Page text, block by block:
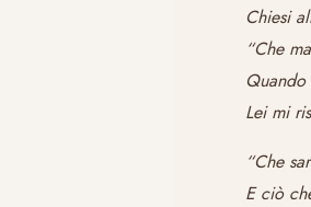
Chiesi
“Che
Lei mi
“Che
E ciò